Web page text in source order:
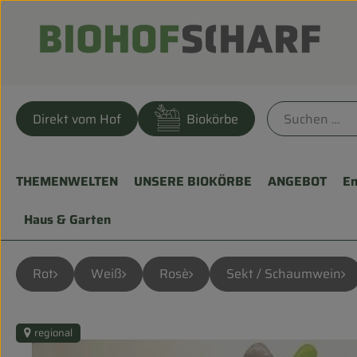
Direkt vom Hof Biokörbe
THEMENWELTEN UNSERE BIOKÖRBE ANGEBOT
Haus & Garten
Rot Weiß Rosè Sekt / Schaumwein
regional